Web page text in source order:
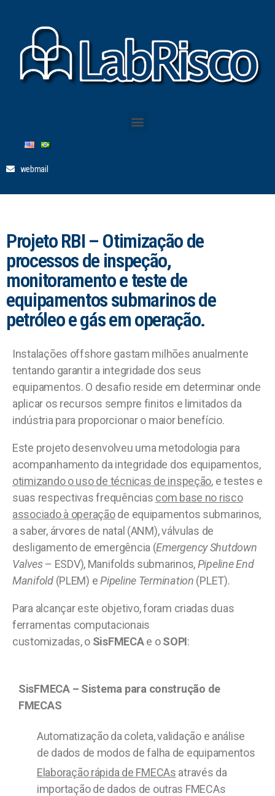
webmail
Projeto RBI – Otimização de
processos de inspeção,
monitoramento e teste de
equipamentos submarinos de
petróleo e gás em operação.
Instalações offshore gastam milhões anualmente
tentando garantir a integridade dos seus
equipamentos. O desafio reside em determinar onde
aplicar os recursos sempre finitos e limitados da
indústria para proporcionar o maior benefício.
Este projeto desenvolveu uma metodologia para
acompanhamento da integridade dos equipamentos,
otimizando o uso de técnicas de inspeção, e testes e
suas respectivas frequências com base no risco
associado à operaçãode equipamentos submarinos,
a saber, árvores de natal (ANM), válvulas de
desligamento de emergência (Emergency Shutdown
Valves– ESDV), Manifolds submarinos,Pipeline End
Manifold(PLEM) ePipeline Termination (PLET).
Para alcançar este objetivo, foram criadas duas
ferramentas computacionais
customizadas, o SisFMECAe oSOPI:
SisFMECA – Sistema para construção de
FMECAS
Automatização da coleta, validação e análise
de dados de modos de falha de equipamentos
Elaboração rápida de FMECAs através da
importação de dados de outras FMECAs